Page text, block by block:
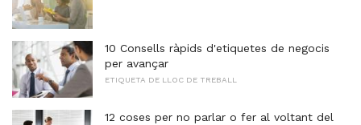
10 Consells ràpids d'etiquetes de negocis
per avançar
ETIQUETA DE LLOC DE TREBALL
12 coses per no parlar o fer al voltant del